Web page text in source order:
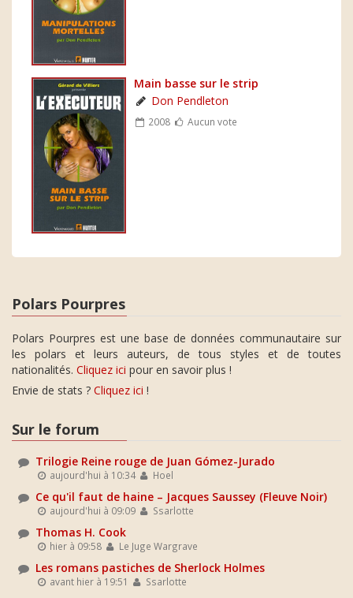
Main basse sur le strip
Don Pendleton
2008 Aucun vote
Polars Pourpres
Polars Pourpres est une base de données communautaire sur
les polars et leurs auteurs, de tous styles et de toutes
nationalités. Cliquez ici pour en savoir plus !
Envie de stats ? Cliquez ici !
Sur le forum
Trilogie Reine rouge de Juan Gómez-Jurado
aujourd'hui à 10:34 Hoel
Ce qu'il faut de haine – Jacques Saussey (Fleuve Noir)
aujourd'hui à 09:09 Ssarlotte
Thomas H. Cook
hier à 09:58 Le Juge Wargrave
Les romans pastiches de Sherlock Holmes
avant hier à 19:51 Ssarlotte